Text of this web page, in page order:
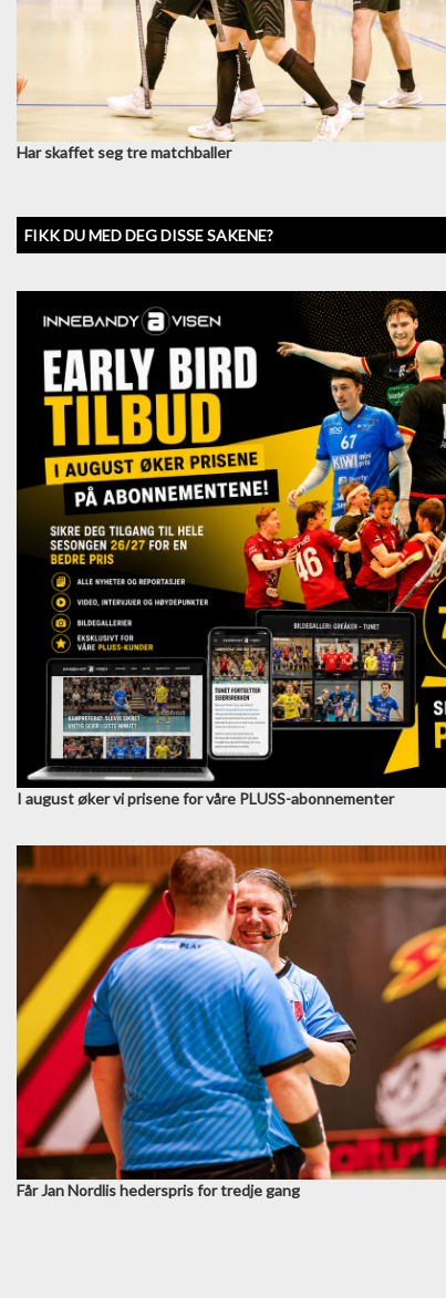
Har skaffet seg tre matchballer
FIKK DU MED DEG DISSE SAKENE?
I august øker vi prisene for våre PLUSS-abonnementer
Får Jan Nordlis hederspris for tredje gang